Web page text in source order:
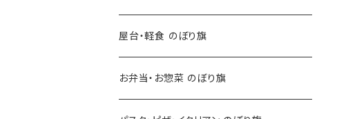
屋台・軽食 のぼり旗
お弁当・お惣菜 のぼり旗